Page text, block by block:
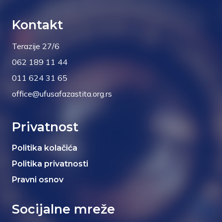
Kontakt
Terazije 27/6
062 189 11 44
011 624 31 65
office@ufusafazastita.org.rs
Privatnost
Politika kolačića
Politika privatnosti
Pravni osnov
Socijalne mreže